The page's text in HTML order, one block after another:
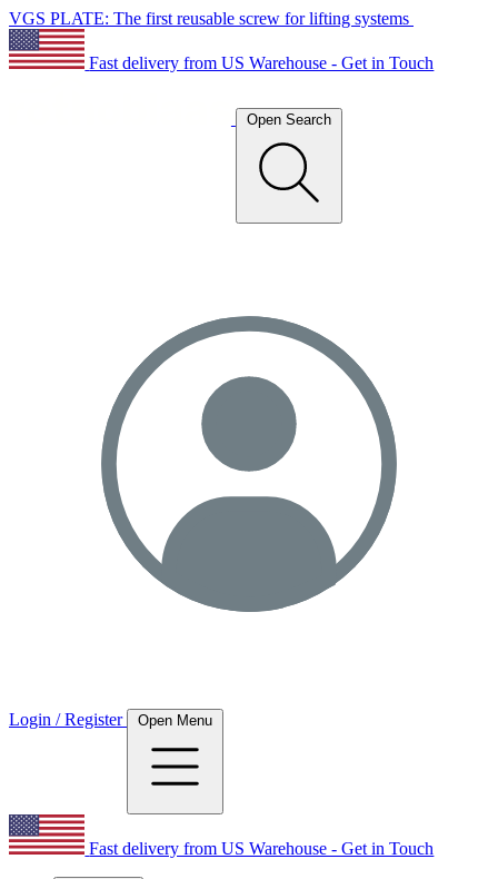
VGS PLATE: The first reusable screw for lifting systems
Fast delivery from US Warehouse - Get in Touch
Open Search
Login / Register Open Menu
Fast delivery from US Warehouse - Get in Touch